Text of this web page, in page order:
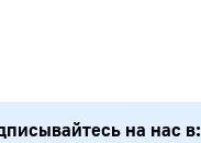
на нас в: